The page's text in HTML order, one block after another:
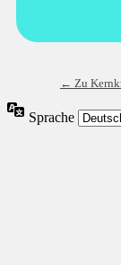
← Zu
Sprache